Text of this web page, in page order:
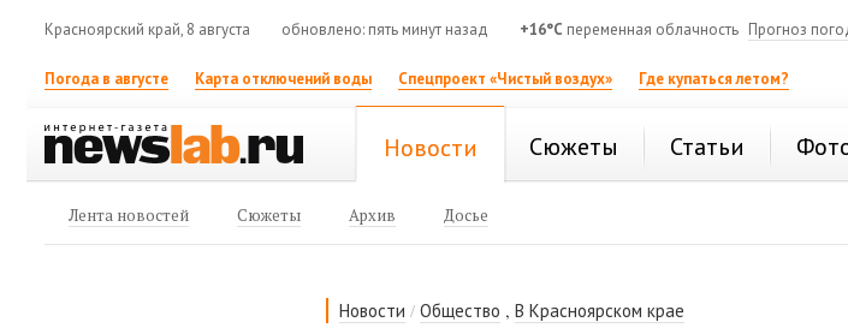
Красноярский край, 8 августа обновлено: пять минут назад +16°C переменная облачность Прогноз
Погода в августе Карта отключений воды Спецпроект «Чистый воздух» Где купаться летом?
Новости Сюжеты Статьи
Лента новостей Сюжеты Архив Досье
Новости /Общество ,В Красноярском крае